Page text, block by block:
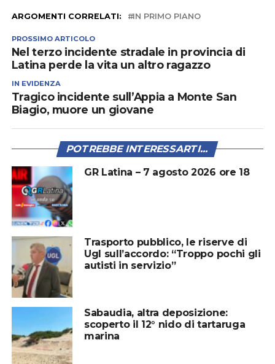
ARGOMENTI CORRELATI: IN PRIMO PIANO
PROSSIMO ARTICOLO
Nel terzo incidente stradale in provincia di
Latina perde la vita un altro ragazzo
IN EVIDENZA
Tragico incidente sull’Appia a Monte San
Biagio, muore un giovane
POTREBBE INTERESSARTI...
GR Latina – 7 agosto 2026 ore 18
Trasporto pubblico, le riserve di
Ugl sull’accordo: “Troppo pochi gli
autisti in servizio”
Sabaudia, altra deposizione:
scoperto il 12° nido di tartaruga
marina